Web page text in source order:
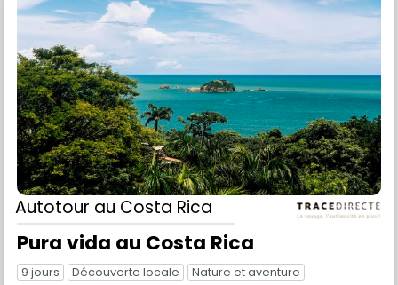
Autotour au Costa Rica
Pura vida au Costa Rica
9 jours Découverte locale Nature et aventure